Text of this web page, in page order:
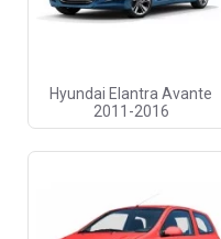
Hyundai Elantra Avante
2011-2016